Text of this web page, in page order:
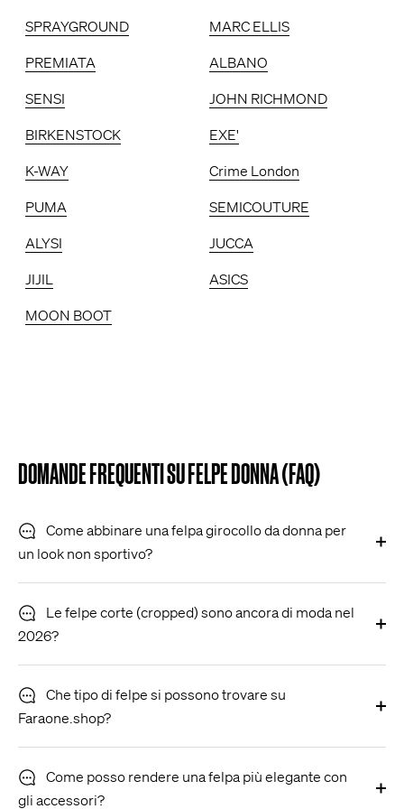
SPRAYGROUND
MARC ELLIS
PREMIATA
ALBANO
SENSI
JOHN RICHMOND
BIRKENSTOCK
EXE'
K-WAY
Crime London
PUMA
SEMICOUTURE
ALYSI
JUCCA
JIJIL
ASICS
MOON BOOT
DOMANDE FREQUENTI SU FELPE DONNA (FAQ)
Come abbinare una felpa girocollo da donna per
un look non sportivo?
Le felpe corte (cropped) sono ancora di moda nel
2026?
Che tipo di felpe si possono trovare su
Faraone.shop?
Come posso rendere una felpa più elegante con
gli accessori?